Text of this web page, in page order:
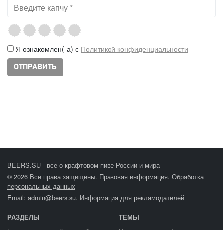
Я ознакомлен(-а) с Политикой конфиденциальности
BEERS.SU - все о крафтовом пиве России и мира
© 2026 Все права защищены. Правовая информация. Обработка
персональных данных
Email: admin@beers.su. Информация для рекламодателей
РАЗДЕЛЫ ТЕМЫ